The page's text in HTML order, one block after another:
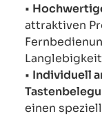
•
attraktiven
• Individuell
einen